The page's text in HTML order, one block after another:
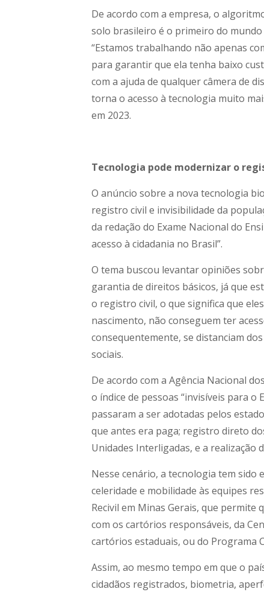
De acordo com a empresa, o
solo brasileiro é o primeiro do mundo
“Estamos trabalhando não apenas
para garantir que ela tenha baixo
com a ajuda de qualquer câmera de
torna o acesso à tecnologia muito
em 2023.
Tecnologia pode modernizar o
O anúncio sobre a nova tecnologia
registro civil e invisibilidade da
da redação do Exame Nacional do
acesso à cidadania no Brasil”.
O tema buscou levantar opiniões
garantia de direitos básicos, já que
o registro civil, o que significa que
nascimento, não conseguem ter
consequentemente, se distanciam
sociais.
De acordo com a Agência Nacional
o índice de pessoas “invisíveis para o
passaram a ser adotadas pelos
que antes era paga; registro direto
Unidades Interligadas, e a realização
Nesse cenário, a tecnologia tem sido
celeridade e mobilidade às equipes
Recivil em Minas Gerais, que
com os cartórios responsáveis, da
cartórios estaduais, ou do Programa
Assim, ao mesmo tempo em que o
cidadãos registrados, biometria,